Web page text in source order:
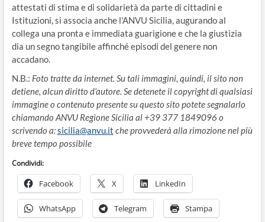
attestati di stima e di solidarietà da parte di cittadini e
Istituzioni, si associa anche l'ANVU Sicilia, augurando al
collega una pronta e immediata guarigione e che la giustizia
dia un segno tangibile affinché episodi del genere non
accadano.
N.B.: Foto tratte da internet. Su tali immagini, quindi, il sito non
detiene, alcun diritto d’autore. Se detenete il copyright di qualsiasi
immagine o contenuto presente su questo sito potete segnalarlo
chiamando ANVU Regione Sicilia al +39 377 1849096 o
scrivendo a:sicilia@anvu.it che provvederà alla rimozione nel più
breve tempo possibile
Condividi:
Facebook X LinkedIn
WhatsApp Telegram Stampa